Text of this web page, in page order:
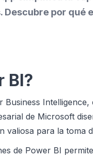
Descubre por qué
BI?
Business
de Microsoft
para la toma
de Power BI